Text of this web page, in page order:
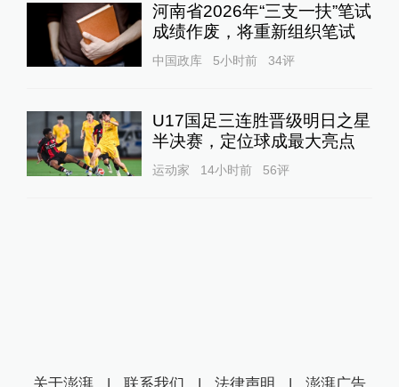
河南省2026年“三支一扶”笔试
成绩作废，将重新组织笔试
中国政库 5小时前 34评
U17国足三连胜晋级明日之星
半决赛，定位球成最大亮点
运动家 14小时前 56评